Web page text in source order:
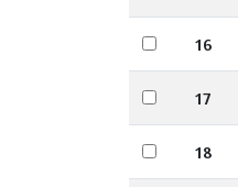
16
17
18